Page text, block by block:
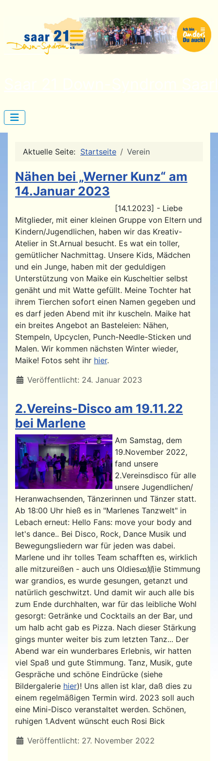
Aktuelle Seite: Startseite Verein
Nähen bei „Werner Kunz“ am
14.Januar 2023
[14.1.2023] - Liebe
Mitglieder, mit einer kleinen Gruppe von Eltern und
Kindern/Jugendlichen, haben wir das Kreativ-
Atelier in St.Arnual besucht. Es wat ein toller,
gemütlicher Nachmittag. Unsere Kids, Mädchen
und ein Junge, haben mit der geduldigen
Unterstützung von Maike ein Kuscheltier selbst
genäht und mit Watte gefüllt. Meine Tochter hat
ihrem Tierchen sofort einen Namen gegeben und
es darf jeden Abend mit ihr kuscheln. Maike hat
ein breites Angebot an Basteleien: Nähen,
Stempeln, Upcyclen, Punch-Needle-Sticken und
Malen. Wir kommen nächsten Winter wieder,
Maike! Fotos seht ihr hier.
Details
Veröffentlicht: 24. Januar 2023
2.Vereins-Disco am 19.11.22
bei Marlene
Am Samstag, dem
19.November 2022,
fand unsere
2.Vereinsdisco für alle
unsere Jugendlichen/
Heranwachsenden, Tänzerinnen und Tänzer statt.
Ab 18:00 Uhr hieß es in "Marlenes Tanzwelt" in
Lebach erneut: Hello Fans: move your body and
let's dance.. Bei Disco, Rock, Dance Musik und
Bewegungsliedern war für jeden was dabei.
Marlene und ihr tolles Team schafften es, wirklich
alle mitzureißen - auch uns Oldiesߘ頄ie Stimmung
war grandios, es wurde gesungen, getanzt und
natürlich geschwitzt. Und damit wir auch alle bis
zum Ende durchhalten, war für das leibliche Wohl
gesorgt: Getränke und Cocktails an der Bar, und
um halb acht gab es Pizza. Nach dieser Stärkung
gings munter weiter bis zum letzten Tanz... Der
Abend war ein wunderbares Erlebnis, wir hatten
viel Spaß und gute Stimmung. Tanz, Musik, gute
Gespräche und schöne Eindrücke (siehe
Bildergalerie hier)! Uns allen ist klar, daß dies zu
einem regelmäßigen Termin wird. 2023 soll auch
eine Mini-Disco veranstaltet werden. Schönen,
ruhigen 1.Advent wünscht euch Rosi Bick
Details
Veröffentlicht: 27. November 2022